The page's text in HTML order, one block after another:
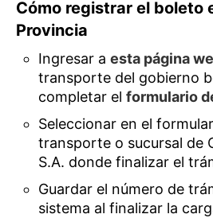
Cómo registrar el boleto
Provincia
Ingresar aesta página
transporte del gobierno
completar elformulario
Seleccionar en el
transporte o sucursal de
S.A. donde finalizar el
Guardar el número de
sistema al finalizar la